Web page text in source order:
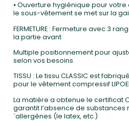
⦁ Ouverture hygiénique pour
le sous-vêtement se met sur la
FERMETURE : Fermeture avec 3
la partie avant
Multiple positionnement pour
selon vos besoins
TISSU : Le tissu CLASSIC est
pour le vêtement compressif
La matière a obtenue le certificat
garantit l’absence de substances
´allergènes (le latex, etc.)